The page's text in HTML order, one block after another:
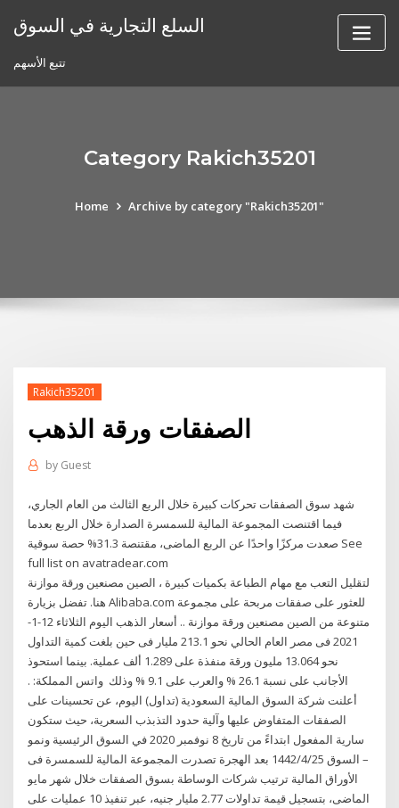
السلع التجارية في السوق
تتبع الأسهم
Category Rakich35201
Home Archive by category "Rakich35201"
Rakich35201
الصفقات ورقة الذهب
by Guest
شهد سوق الصفقات تحركات كبيرة خلال الربع الثالث من العام الجاري،
فيما اقتنصت المجموعة المالية للسمسرة الصدارة خلال الربع بعدما
صعدت مركزًا واحدًا عن الربع الماضى، مقتنصة 31.3% حصة سوقية See
full list on avatradear.com
لتقليل التعب مع مهام الطباعة بكميات كبيرة ، الصين مصنعين ورقة موازنة
هنا. تفضل بزيارة Alibaba.com للعثور على صفقات مربحة على مجموعة
متنوعة من الصين مصنعين ورقة موازنة .. أسعار الذهب اليوم الثلاثاء 12-1-
2021 فى مصر العام الحالي نحو 213.1 مليار فى حين بلغت كمية التداول
نحو 13.064 مليون ورقة منفذة على 1.289 ألف عملية. بينما استحوذ
الأجانب على نسبة 26.1 % والعرب على 9.1 % وذلك ︎ واتس المملكة: .
أعلنت شركة السوق المالية السعودية (تداول) اليوم، عن تحسينات على
الصفقات المتفاوض عليها وآلية حدود التذبذب السعرية، حيث ستكون
سارية المفعول ابتداءً من تاريخ 8 نوفمبر 2020 في السوق الرئيسية ونمو
– السوق 25‏‏/4‏‏/1442 بعد الهجرة تصدرت المجموعة المالية للسمسرة فى
الأوراق المالية ترتيب شركات الوساطة بسوق الصفقات خلال شهر مايو
الماضى، بتسجيل قيمة تداولات 2.77 مليار جنيه، عبر تنفيذ 10 عمليات على